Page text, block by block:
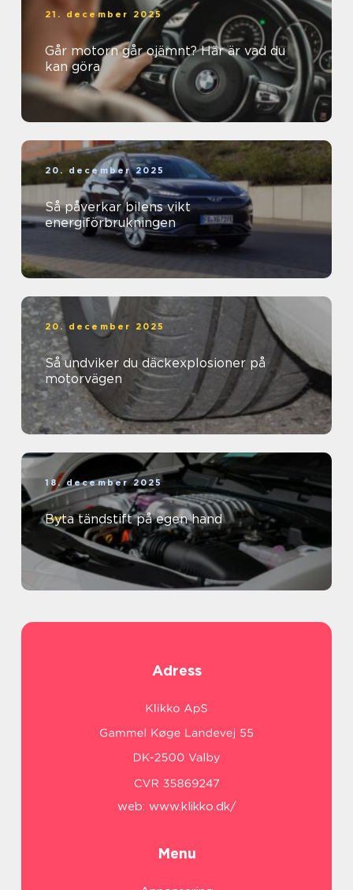
21. december 2025
Går motorn går ojämnt? Här är vad du
kan göra
20. december 2025
Så påverkar bilens vikt
energiförbrukningen
20. december 2025
Så undviker du däckexplosioner på
motorvägen
18. december 2025
Byta tändstift på egen hand
Adress
web: www.klikko.dk/
Menu